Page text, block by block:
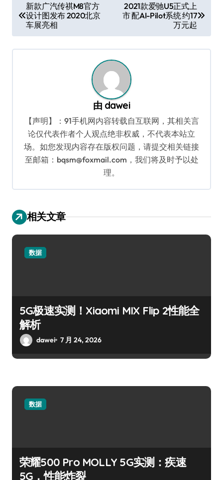
章
导
航
新款广汽传祺M8官方
设计图发布 2020北京
车展亮相
2021款爱驰U5正式上
市 配AI-Pilot系统 约17
万元起
由 dawei
【声明】：91手机网内容转载自互联网，其相关言
论仅代表作者个人观点绝非权威，不代表本站立
场。如您发现内容存在版权问题，请提交相关链接
至邮箱：bqsm@foxmail.com，我们将及时予以处
理。
相关文章
数据
5G极速实测！Xiaomi MIX Flip 2性能全
解析
dawei 7 月 24, 2026
数据
荣耀500 Pro MOLLY 5G实测：疾速
5G，性能炸裂